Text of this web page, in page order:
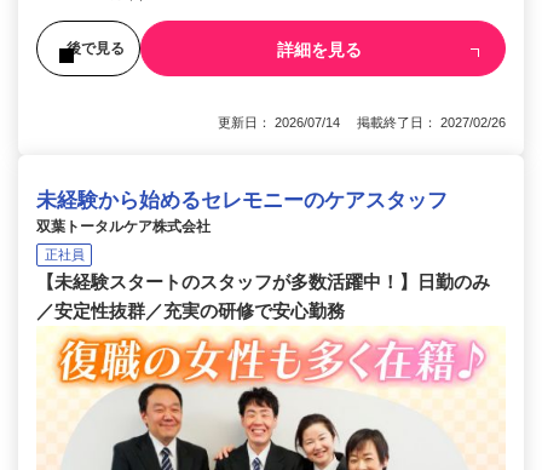
後で見る 詳細を見る
更新日： 2026/07/14 掲載終了日： 2027/02/26
未経験から始めるセレモニーのケアスタッフ
双葉トータルケア株式会社
正社員
【未経験スタートのスタッフが多数活躍中！】日勤のみ
／安定性抜群／充実の研修で安心勤務